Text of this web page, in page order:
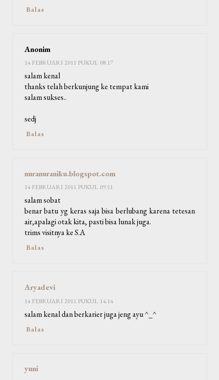
Balas
Anonim
14 FEBRUARI 2011 PUKUL 08.17
salam kenal
thanks telah berkunjung ke tempat kami
salam sukses..
sedj
Balas
nuranuraniku.blogspot.com
14 FEBRUARI 2011 PUKUL 09.51
salam sobat
benar batu yg keras saja bisa berlubang karena tetesan
air,apalagi otak kita, pasti bisa lunak juga.
trims visitnya ke S.A
Balas
Aryadevi
14 FEBRUARI 2011 PUKUL 14.14
salam kenal dan berkarier juga jeng ayu ^_^
Balas
yuni